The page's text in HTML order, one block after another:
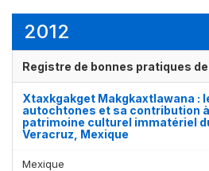
2012
Registre de bonnes pratiques
Xtaxkgakget Makgkaxtlawana :
autochtones et sa contribution
patrimoine culturel immatériel
Veracruz, Mexique
Mexique